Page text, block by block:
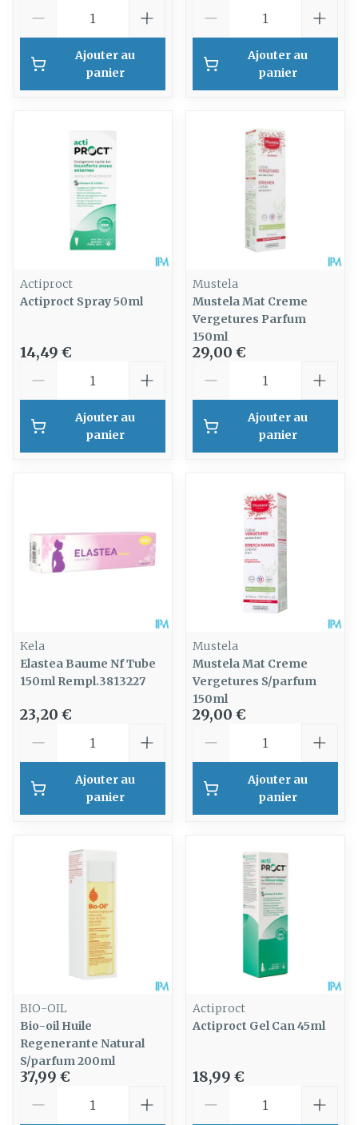
Ajouter au
panier
Ajouter au
panier
Actiproct
Actiproct Spray 50ml
14,49 €
Ajouter au
panier
Mustela
Mustela Mat Creme
Vergetures Parfum
150ml
29,00 €
Ajouter au
panier
Kela
Elastea Baume Nf Tube
150ml Rempl.3813227
23,20 €
Ajouter au
panier
Mustela
Mustela Mat Creme
Vergetures S/parfum
150ml
29,00 €
Ajouter au
panier
BIO-OIL
Bio-oil Huile
Regenerante Natural
S/parfum 200ml
37,99 €
Actiproct
Actiproct Gel Can 45ml
18,99 €